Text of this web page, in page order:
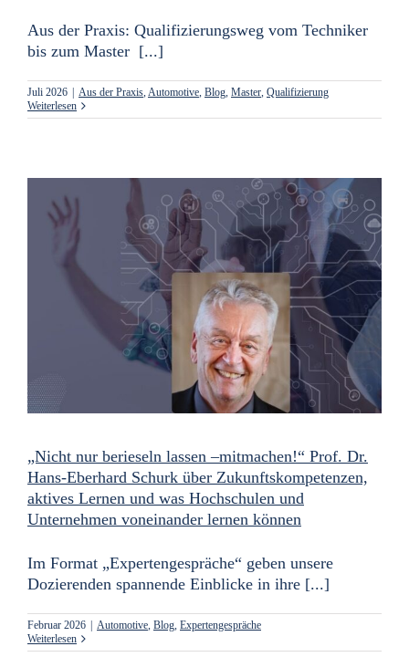
Aus der Praxis: Qualifizierungsweg vom Techniker
bis zum Master [...]
Juli 2026 | Aus der Praxis Automotive Blog Master Qualifizierung
Weiterlesen
„Nicht nur berieseln lassen –mitmachen!“ Prof. Dr.
Hans-Eberhard Schurk über Zukunftskompetenzen,
aktives Lernen und was Hochschulen und
Unternehmen voneinander lernen können
Im Format „Expertengespräche“ geben unsere
Dozierenden spannende Einblicke in ihre [...]
Februar 2026 Automotive, Blog, Expertengespräche
Weiterlesen